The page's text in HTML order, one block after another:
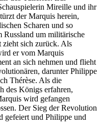
Mireille und ihr
der Marquis herein,
Scharen und so
Russland um militärische
zieht sich zurück. Als
er vom Marquis
an sich nehmen und flieht
darunter Philippe
Thérèse. Als die
des Königs erfahren,
wird gefangen
Der Sieg der Revolution
gefeiert und Philippe und